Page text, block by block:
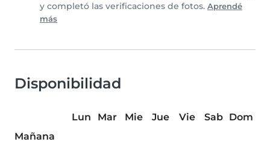
y completó las verificaciones de fotos. Aprendé
más
Disponibilidad
Lun Mar Mie Jue Vie Sab
Dom
Mañana